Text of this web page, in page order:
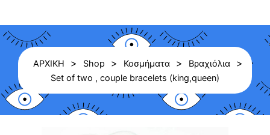
ΑΡΧΙΚΗ > Shop > Κοσμήματα > Βραχιόλια >
Set of two , couple bracelets (king,queen)